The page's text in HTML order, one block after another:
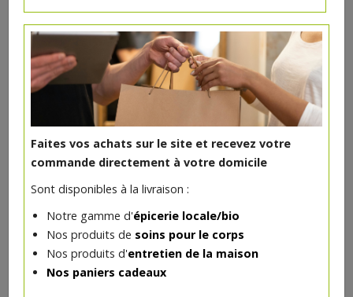
Faites vos achats sur le site et recevez votre
commande directement à votre domicile
Sont disponibles à la livraison :
Notre gamme d'épicerie locale/bio
Nos produits de soins pour le corps
Nos produits d'entretien de la maison
Nos paniers cadeaux
DANS LA MÊME CATÉGORIE ...
Baraque 33 cl Brasserie du Borinage